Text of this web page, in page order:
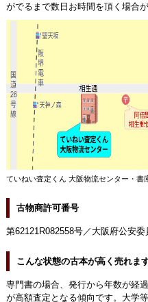
がでるまで数日お時間を頂く場合が
ていねい査定くん 大阪物流センター・書
古物商許可番号
第62121R082558号／大阪府公安委
こんな状態の古本が高く売れま
専門書の場合、発行から年数が経
が高額査定となる傾向です。大学